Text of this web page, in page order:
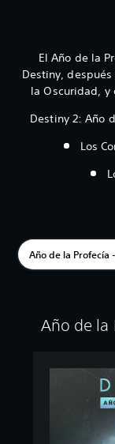
El Año de la
Destiny,
la Oscuridad,
Destiny 2: Año
Los
Año de la Profecía
Año de la